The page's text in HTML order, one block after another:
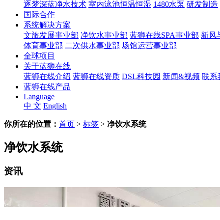
逐梦深蓝净水技术 室内泳池恒温恒湿 1480水泵 研发制造
国际合作
系统解决方案
文旅发展事业部 净饮水事业部 蓝狮在线SPA事业部 新风
体育事业部 二次供水事业部 场馆运营事业部
全球项目
关于蓝狮在线
蓝狮在线介绍 蓝狮在线资质 DSL科技园 新闻&视频 联系
蓝狮在线产品
Language
中 文 English
你所在的位置： 首页 > 标签 > 净饮水系统
净饮水系统
资讯